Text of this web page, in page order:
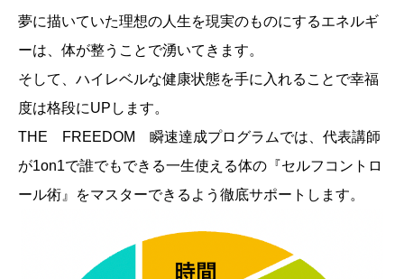
夢に描いていた理想の人生を現実のものにするエネルギ
ーは、体が整うことで湧いてきます。
そして、ハイレベルな健康状態を手に入れることで幸福
度は格段にUPします。
THE FREEDOM 瞬速達成プログラムでは、代表講師
が1on1で誰でもできる一生使える体の『セルフコントロ
ール術』をマスターできるよう徹底サポートします。